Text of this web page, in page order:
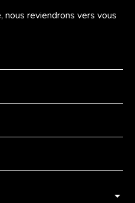
nous reviendrons vers vous